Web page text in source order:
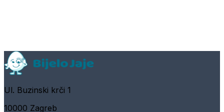
Ul. Buzinski krči 1
10000 Zagreb